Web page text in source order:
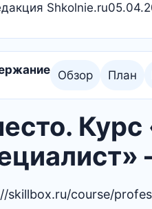
Shkolnie.ru
Обзор План
skillbox.ru/course/